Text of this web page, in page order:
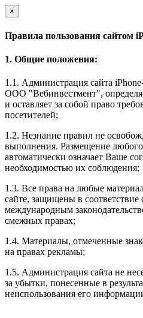
×
Правила пользования сайтом
1. Общие положения:
1.1. Администрация сайта
ООО "Вебинвестмент",
и оставляет за собой право
посетителей;
1.2. Незнание правил не
выполнения. Размещение
автоматически означает Ваше
необходимостью их соблюдения;
1.3. Все права на любые
сайте, защищены в соответствие
международным
смежных правах;
1.4. Материалы, отмеченные
на правах рекламы;
1.5. Администрация сайта не
за убытки, понесенные в
неиспользования его